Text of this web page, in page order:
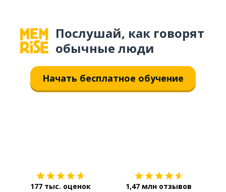
Послушай, как говорят
обычные люди
Начать бесплатное обучение
177 тыс. оценок 1,47 млн отзывов